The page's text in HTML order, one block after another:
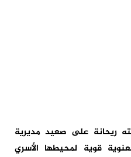
ريحانة على صعيد مديرية
قوية لمحيطها الأسري